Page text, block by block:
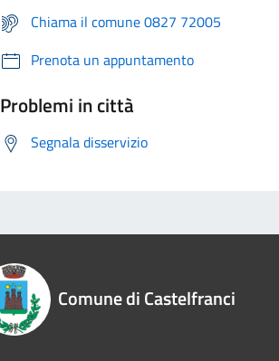
Chiama il comune 0827 72005
Prenota un appuntamento
Problemi in città
Segnala disservizio
Comune di Castelfranci